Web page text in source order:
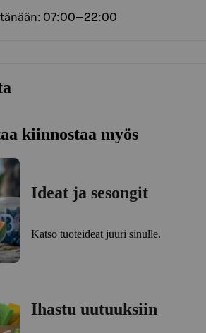
tänään: 07:00—22:00
kiinnostaa myös
Ideat ja sesongit
Katso tuoteideat juuri sinulle.
Ihastu uutuuksiin